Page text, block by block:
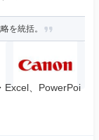
を統括。
Excel、PowerPoi